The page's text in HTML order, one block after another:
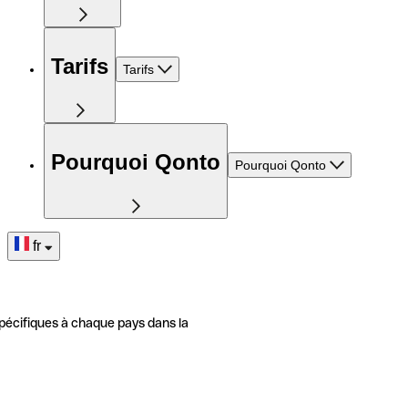
Tarifs Tarifs
Pourquoi Qonto Pourquoi Qonto
fr
à chaque pays dans la